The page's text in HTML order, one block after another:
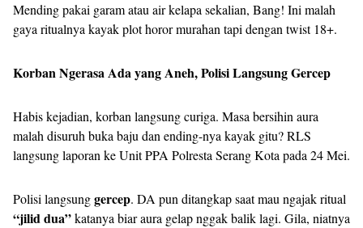
Mending pakai garam atau air kelapa sekalian, Bang! Ini malah
gaya ritualnya kayak plot horor murahan tapi dengan twist 18+.
Korban Ngerasa Ada yang Aneh, Polisi Langsung Gercep
Habis kejadian, korban langsung curiga. Masa bersihin aura
malah disuruh buka baju dan ending-nya kayak gitu? RLS
langsung laporan ke Unit PPA Polresta Serang Kota pada 24 Mei.
Polisi langsunggercep. DA pun ditangkap saat mau ngajak ritual
“jilid dua”katanya biar aura gelap nggak balik lagi. Gila, niatnya